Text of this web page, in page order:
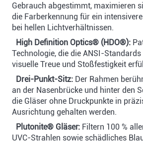
Gebrauch abgestimmt, maximieren
die Farberkennung für ein
bei hellen Lichtverhältnissen.
High Definition Optics® (HDO®):
Technologie, die die ANSI-
visuelle Treue und Stoßfestigkeit
Drei-Punkt-Sitz: Der Rahmen
an der Nasenbrücke und hinter den
die Gläser ohne Druckpunkte in
Ausrichtung gehalten werden.
Plutonite® Gläser: Filtern 100 %
UVC-Strahlen sowie schädliches